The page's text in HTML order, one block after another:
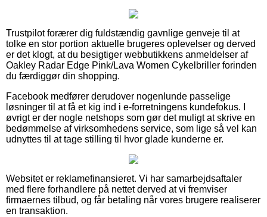
Trustpilot forærer dig fuldstændig gavnlige genveje til at
tolke en stor portion aktuelle brugeres oplevelser og derved
er det klogt, at du besigtiger webbutikkens anmeldelser af
Oakley Radar Edge Pink/Lava Women Cykelbriller forinden
du færdiggør din shopping.
Facebook medfører derudover nogenlunde passelige
løsninger til at få et kig ind i e-forretningens kundefokus. I
øvrigt er der nogle netshops som gør det muligt at skrive en
bedømmelse af virksomhedens service, som lige så vel kan
udnyttes til at tage stilling til hvor glade kunderne er.
Websitet er reklamefinansieret. Vi har samarbejdsaftaler
med flere forhandlere på nettet derved at vi fremviser
firmaernes tilbud, og får betaling når vores brugere realiserer
en transaktion.